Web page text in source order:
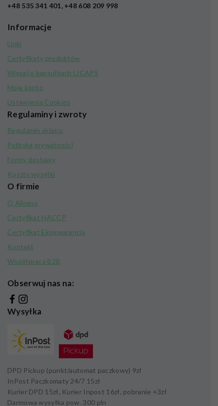
+48 535 341 401, +48 608 209 998
Informacje
Linki
Certyfikaty produktów
Więcej o kapsułkach LICAPS
Moje konto
Ustawienia Cookies
Regulaminy i zwroty
Regulamin sklepu
Polityka prywatności
Formy dostawy
Koszty wysyłki
O firmie
O Aliness
Certyfikat HACCP
Certyfikat Ekogwarancja
Kontakt
Współpraca B2B
Obserwuj nas na:
Wysyłka
DPD Pickup (punkt/automat paczkowy) 9zł
InPost Paczkomaty 24/7 15zł
Kurier DPD 15zł, Kurier Inpost 16zł, pobranie +3zł
Darmowa wysyłka pow.300 pln